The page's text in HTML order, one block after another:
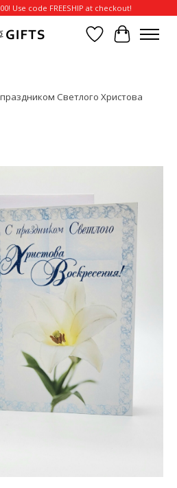
Use code FREESHIP at checkout!
Wish List
Cart
Светлого Христова